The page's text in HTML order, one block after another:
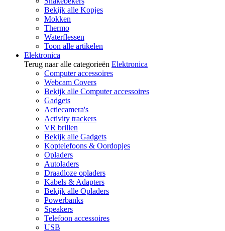
Bekijk alle Kopjes
Mokken
Thermo
Waterflessen
Toon alle artikelen
Elektronica
Terug naar alle categorieën Elektronica
Computer accessoires
Webcam Covers
Bekijk alle Computer accessoires
Gadgets
Actiecamera's
Activity trackers
VR brillen
Bekijk alle Gadgets
Koptelefoons & Oordopjes
Opladers
Autoladers
Draadloze opladers
Kabels & Adapters
Bekijk alle Opladers
Powerbanks
Speakers
Telefoon accessoires
USB